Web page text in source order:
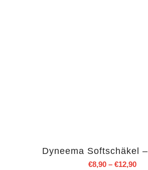
Dyneema Softschäkel
€8,90– €12,90